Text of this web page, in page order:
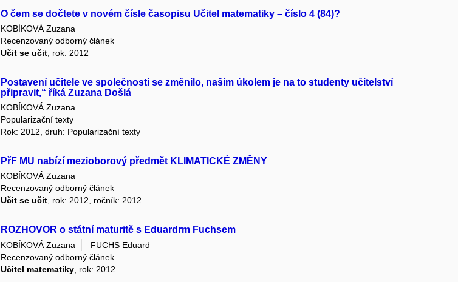
O čem se dočtete v novém čísle časopisu Učitel matematiky – číslo 4 (84)?
KOBÍKOVÁ Zuzana
Recenzovaný odborný článek
Učit se učit , rok: 2012
Postavení učitele ve společnosti se změnilo, naším úkolem je na to studenty učitelství
připravit,“ říká Zuzana Došlá
KOBÍKOVÁ Zuzana
Popularizační texty
Rok: 2012, druh: Popularizační texty
PřF MU nabízí mezioborový předmět KLIMATICKÉ ZMĚNY
KOBÍKOVÁ Zuzana
Recenzovaný odborný článek
Učit se učit, rok: 2012, ročník: 2012
ROZHOVOR o státní maturitě s Eduardrm Fuchsem
KOBÍKOVÁ Zuzana
FUCHS Eduard
Recenzovaný odborný článek
Učitel matematiky , rok: 2012